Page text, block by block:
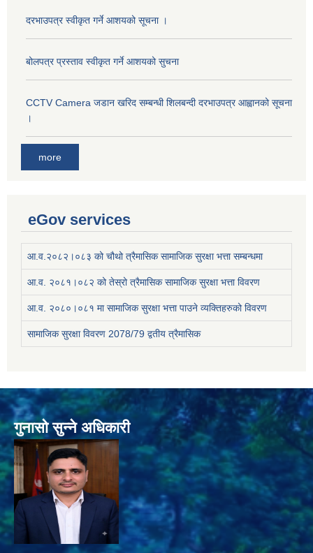
दरभाउपत्र स्वीकृत गर्ने आशयको सूचना ।
बोलपत्र प्रस्ताव स्वीकृत गर्ने आशयको सुचना
CCTV Camera जडान खरिद सम्बन्धी शिलबन्दी दरभाउपत्र आह्वानको सूचना
।
more
eGov services
आ.व.२०८२।०८३ को चौथो त्रैमासिक सामाजिक सुरक्षा भत्ता सम्बन्धमा
आ.व. २०८१।०८२ को तेस्रो त्रैमासिक सामाजिक सुरक्षा भत्ता विवरण
आ.व. २०८०।०८१ मा सामाजिक सुरक्षा भत्ता पाउने व्यक्तिहरुको विवरण
सामाजिक सुरक्षा विवरण 2078/79 द्वतीय त्रैमासिक
गुनासो सुन्ने अधिकारी